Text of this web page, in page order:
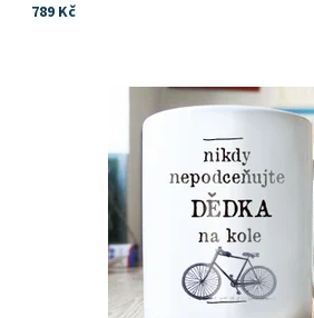
789 Kč
Vtipný dárek pro cyklistu, kolaře,
Skladem
DejDar